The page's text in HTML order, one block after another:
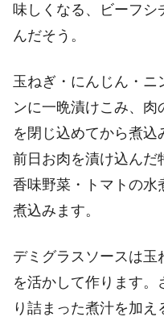
味しくなる、ビーフシ
んだそう。
玉ねぎ・にんじん・ニ
ンに一晩漬けこみ、
を閉じ込めてから煮
前日お肉を漬け込んだ
香味野菜・トマトの水
煮込みます。
デミグラスソースは玉
を活かして作ります
り詰まった煮汁を加